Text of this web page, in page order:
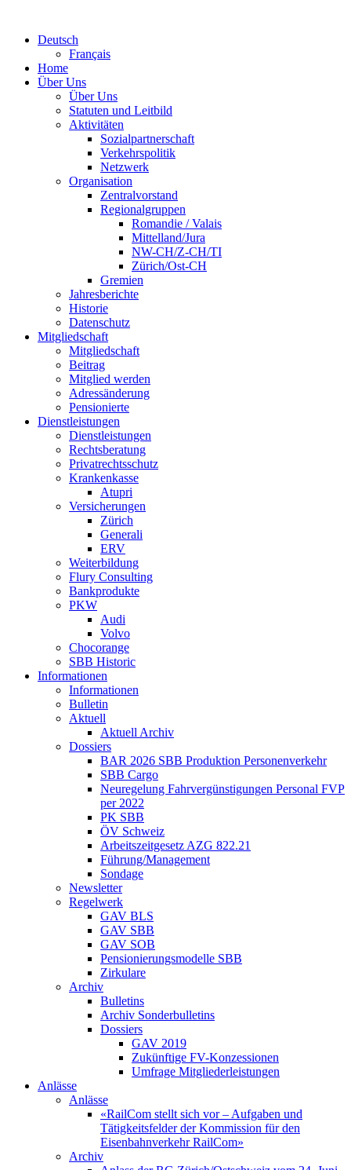
Deutsch
Français
Home
Über Uns
Über Uns
Statuten und Leitbild
Aktivitäten
Sozialpartnerschaft
Verkehrspolitik
Netzwerk
Organisation
Zentralvorstand
Regionalgruppen
Romandie / Valais
Mittelland/Jura
NW-CH/Z-CH/TI
Zürich/Ost-CH
Gremien
Jahresberichte
Historie
Datenschutz
Mitgliedschaft
Mitgliedschaft
Beitrag
Mitglied werden
Adressänderung
Pensionierte
Dienstleistungen
Dienstleistungen
Rechtsberatung
Privatrechtsschutz
Krankenkasse
Atupri
Versicherungen
Zürich
Generali
ERV
Weiterbildung
Flury Consulting
Bankprodukte
PKW
Audi
Volvo
Chocorange
SBB Historic
Informationen
Informationen
Bulletin
Aktuell
Aktuell Archiv
Dossiers
BAR 2026 SBB Produktion Personenverkehr
SBB Cargo
Neuregelung Fahrvergünstigungen Personal FVP
per 2022
PK SBB
ÖV Schweiz
Arbeitszeitgesetz AZG 822.21
Führung/Management
Sondage
Newsletter
Regelwerk
GAV BLS
GAV SBB
GAV SOB
Pensionierungsmodelle SBB
Zirkulare
Archiv
Bulletins
Archiv Sonderbulletins
Dossiers
GAV 2019
Zukünftige FV-Konzessionen
Umfrage Mitgliederleistungen
Anlässe
Anlässe
«RailCom stellt sich vor – Aufgaben und
Tätigkeitsfelder der Kommission für den
Eisenbahnverkehr RailCom»
Archiv